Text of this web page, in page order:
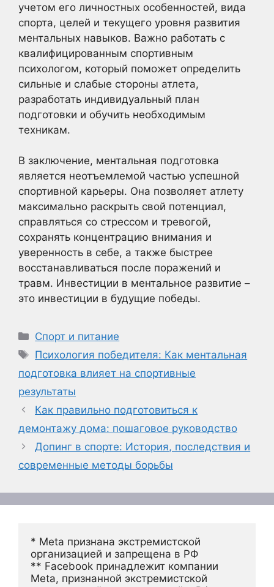
учетом его личностных особенностей, вида
спорта, целей и текущего уровня развития
ментальных навыков. Важно работать с
квалифицированным спортивным
психологом, который поможет определить
сильные и слабые стороны атлета,
разработать индивидуальный план
подготовки и обучить необходимым
техникам.
В заключение, ментальная подготовка
является неотъемлемой частью успешной
спортивной карьеры. Она позволяет атлету
максимально раскрыть свой потенциал,
справляться со стрессом и тревогой,
сохранять концентрацию внимания и
уверенность в себе, а также быстрее
восстанавливаться после поражений и
травм. Инвестиции в ментальное развитие –
это инвестиции в будущие победы.
Рубрики
Спорт и питание
Метки
Психология победителя: Как ментальная
подготовка влияет на спортивные
результаты
Как правильно подготовиться к
демонтажу дома: пошаговое руководство
Допинг в спорте: История, последствия и
современные методы борьбы
* Meta признана экстремистской
организацией и запрещена в РФ
** Facebook принадлежит компании
Meta, признанной экстремистской